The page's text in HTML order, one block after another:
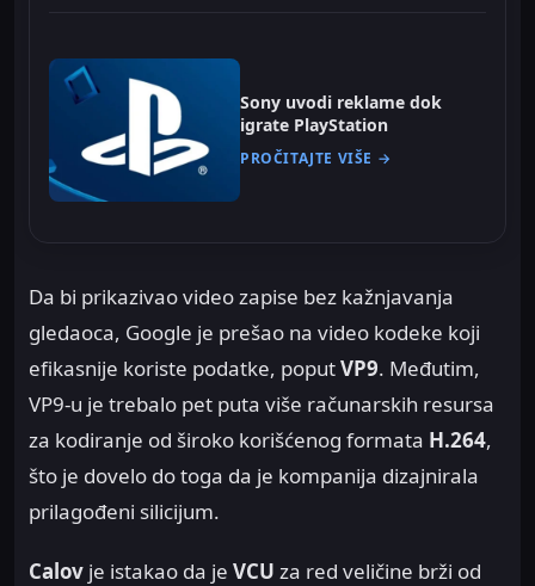
Sony uvodi reklame dok
igrate PlayStation
PROČITAJTE VIŠE →
Da bi prikazivao video zapise bez kažnjavanja
gledaoca, Google je prešao na video kodeke koji
efikasnije koriste podatke, poputVP9. Međutim,
VP9-u je trebalo pet puta više računarskih resursa
za kodiranje od široko korišćenog formata H.264,
što je dovelo do toga da je kompanija dizajnirala
prilagođeni silicijum.
Calov je istakao da je VCU za red veličine brži od